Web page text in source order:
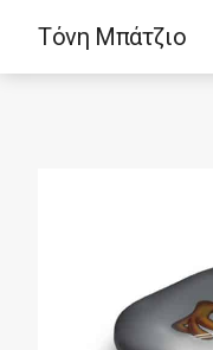
Τόνη Μπάτζιο